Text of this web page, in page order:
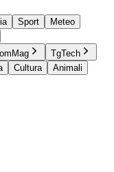
Sport
Meteo
TgTech
Cultura
Animali